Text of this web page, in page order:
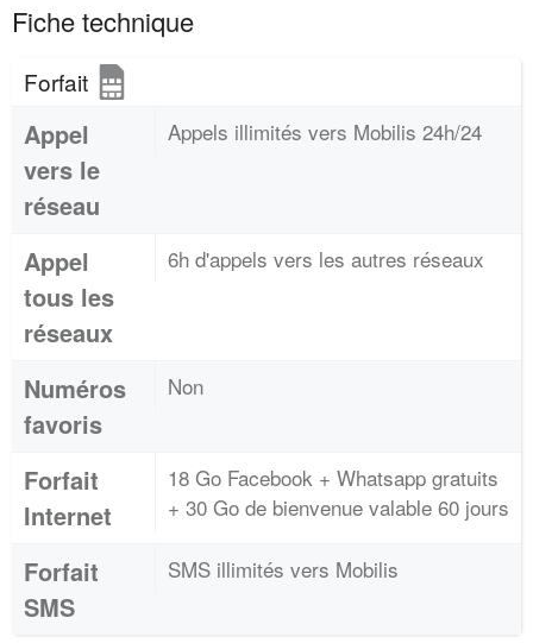
Fiche technique
Forfait
Appel
vers le
réseau
Appels illimités vers Mobilis 24h/24
Appel
tous les
réseaux
6h d'appels vers les autres réseaux
Numéros
favoris
Non
Forfait
Internet
18 Go Facebook + Whatsapp gratuits
+ 30 Go de bienvenue valable 60 jours
Forfait
SMS
SMS illimités vers Mobilis